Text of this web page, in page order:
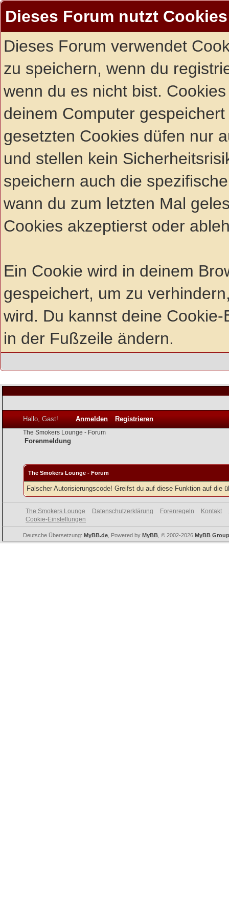
Dieses Forum nutzt Cookies
Dieses Forum verwendet
zu speichern, wenn du
wenn du es nicht bist.
deinem Computer
gesetzten Cookies düfen nur
und stellen kein
speichern auch die
wann du zum letzten Mal
Cookies akzeptierst oder
Ein Cookie wird in deinem
gespeichert, um zu
wird. Du kannst deine
in der Fußzeile ändern.
Hallo, Gast! Anmelden Registrieren
The Smokers Lounge - Forum
Forenmeldung
The Smokers Lounge - Forum
Falscher Autorisierungscode! Greifst du auf diese Funktion auf die
The Smokers Lounge Datenschutzerklärung Forenregeln Kontakt
Cookie-Einstellungen
Deutsche Übersetzung: MyBB.de , Powered by MyBB , © 2002-2026 MyBB Group